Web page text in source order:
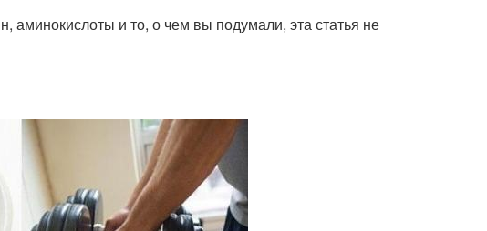
аминокислоты и то, о чем вы подумали, эта статья не